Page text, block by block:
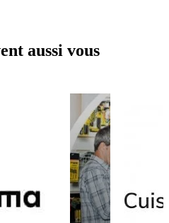
aussi vous